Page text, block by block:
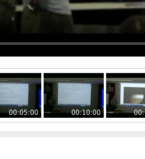
00:05:00 00:10:00